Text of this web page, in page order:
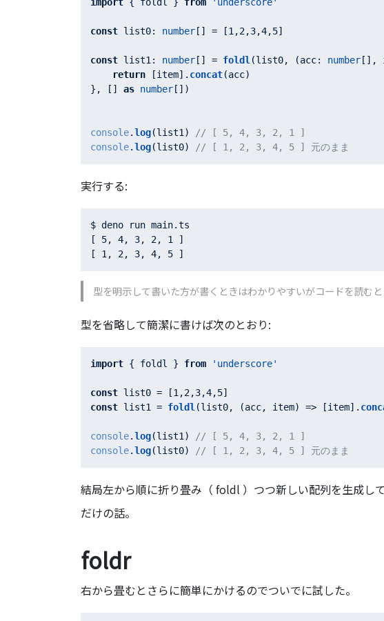
const list0: number [] = [1 ,2 ,3,4,5]
const list1 : number [] = foldl (list0, (acc: number [],
return [item]. concat(acc)
}, [] as number [])
console.log(list1)
// [ 5, 4, 3, 2, 1 ]
console.log(list0) // [ 1, 2, 3, 4, 5 ] 元のまま
実行する:
$ deno run main.ts
[ 5, 4, 3, 2, 1 ]
型を明示して書いた方が書くときはわかりやすいがコードを読む
型を省略して簡潔に書けば次のとおり:
import { foldl } from 'underscore'
const list0 = [1 ,2 ,3,4,5
const list1 = foldl (list0, (acc, item) => [item].
console.log(list1)
// [ 5, 4, 3, 2, 1 ]
console.log(list0) // [ 1, 2, 3, 4, 5 ] 元のまま
結局左から順に折り畳み（ foldl ）つつ新しい配列を生成し
だけの話。
foldr
右から畳むとさらに簡単にかけるのでついでに試した。